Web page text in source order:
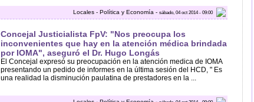
Locales - Política y Economía - sábado, 04 oct 2014 - 09:00
Concejal Justicialista FpV: "Nos preocupa los
inconvenientes que hay en la atención médica brindada
por IOMA", aseguró el Dr. Hugo Longás
El Concejal expresó su preocupación en la atención medica de IOMA
presentando un pedido de informes en la última sesión del HCD, " Es
una realidad la disminución paulatina de prestadores en la ...